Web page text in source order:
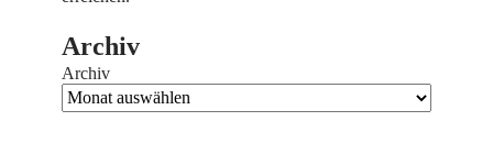
Archiv
Archiv